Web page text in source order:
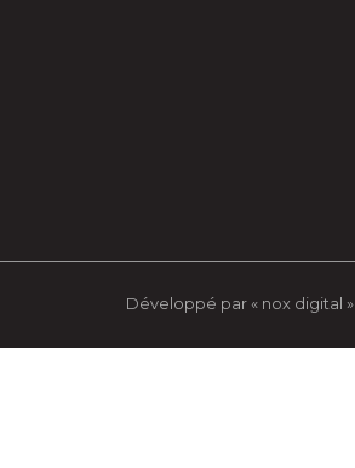
Développé par « nox digital »